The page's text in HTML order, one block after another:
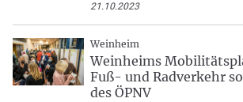
21.10.2023
Weinheim
Weinheims
Fuß- und Radverkehr
des ÖPNV